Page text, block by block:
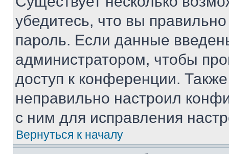
убедитесь, что вы
пароль. Если данные
администратором, чтобы
доступ к конференции.
неправильно настроил
с ним для исправления
Вернуться к началу